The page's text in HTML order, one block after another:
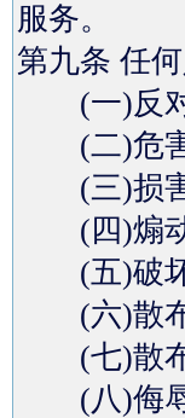
服务。
第九条 任
(一)反对
(二)危害
(三)损害
(四)煽动
(五)破坏
(六)散布
(七)散布
(八)侮辱